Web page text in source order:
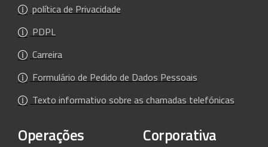
política de Privacidade
PDPL
Carreira
Formulário de Pedido de Dados Pessoais
Texto informativo sobre as chamadas telefónicas
Operações Corporativa